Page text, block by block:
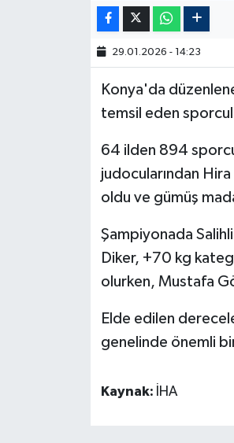
29.01.2026 - 14:23
Konya'da
temsil eden
64 ilden 894
judocularından
oldu ve gümüş
Şampiyonada
Diker, +70 kg
olurken, Mustafa
Elde edilen
genelinde önemli
Kaynak: İHA